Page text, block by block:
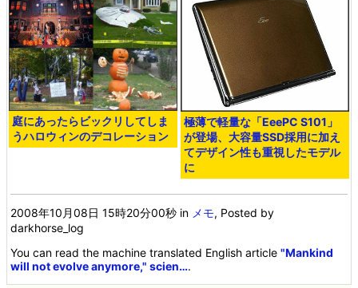
庭にあったらビックリしてしま
うハロウィンのデコレーション
極薄で軽量な「EeePC S101」
が登場、大容量SSD採用に加え
てデザイン性も重視したモデル
に
2008年10月08日 15時20分00秒 in メモ, Posted by
darkhorse_log
You can read the machine translated English article"Mankind
will not evolve anymore," scien….